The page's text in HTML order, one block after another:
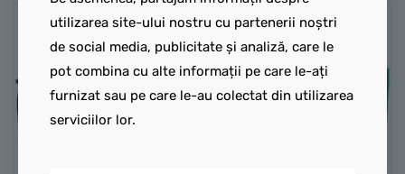
NOU NOU
utilizarea site-ului nostru cu partenerii noștri
de social media, publicitate și analiză, care le
pot combina cu alte informații pe care le-ați
furnizat sau pe care le-au colectat din utilizarea
serviciilor lor.